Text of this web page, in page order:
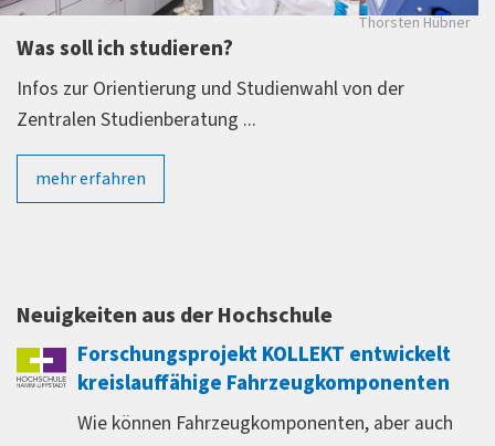
Thorsten Hübner
Was soll ich studieren?
Infos zur Orientierung und Studienwahl von der
Zentralen Studienberatung ...
mehr erfahren
Neuigkeiten aus der Hochschule
Forschungsprojekt KOLLEKT entwickelt
kreislauffähige Fahrzeugkomponenten
Wie können Fahrzeugkomponenten, aber auch